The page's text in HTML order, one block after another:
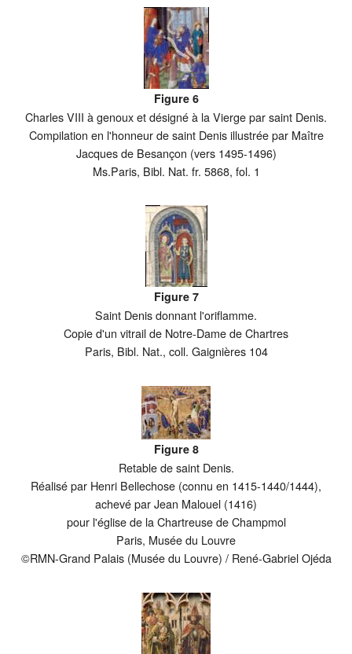
Figure 6
Charles VIII à genoux et désigné à la Vierge par saint Denis.
Compilation en l'honneur de saint Denis illustrée par Maître
Jacques de Besançon (vers 1495-1496)
Ms.Paris, Bibl. Nat. fr. 5868, fol. 1
Figure 7
Saint Denis donnant l'oriflamme.
Copie d'un vitrail de Notre-Dame de Chartres
Paris, Bibl. Nat., coll. Gaignières 104
Figure 8
Retable de saint Denis.
Réalisé par Henri Bellechose (connu en 1415-1440/1444),
achevé par Jean Malouel (1416)
pour l'église de la Chartreuse de Champmol
Paris, Musée du Louvre
©RMN-Grand Palais (Musée du Louvre) / René-Gabriel Ojéda